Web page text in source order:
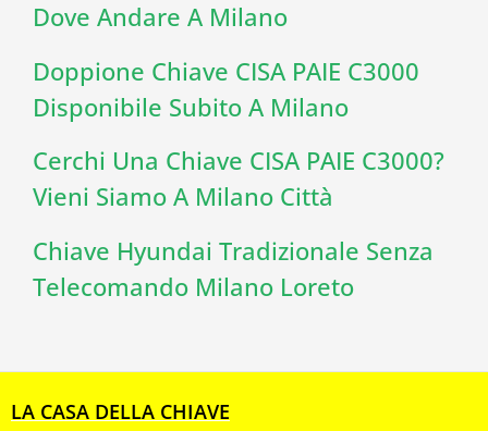
Dove Andare A Milano
Doppione Chiave CISA PAIE C3000
Disponibile Subito A Milano
Cerchi Una Chiave CISA PAIE C3000?
Vieni Siamo A Milano Città
Chiave Hyundai Tradizionale Senza
Telecomando Milano Loreto
LA CASA DELLA CHIAVE